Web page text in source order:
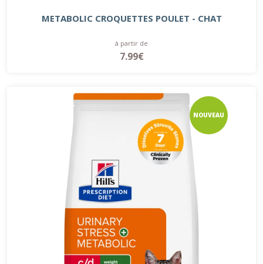
METABOLIC CROQUETTES POULET - CHAT
à partir de
7.99€
NOUVEAU